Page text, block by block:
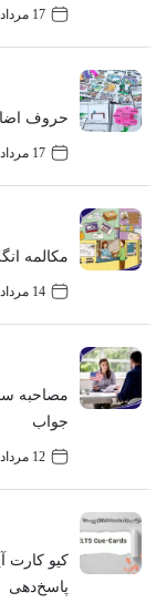
17 مرداد 1405
حروف
17 مرداد 1405
مکالمه
14 مرداد 1405
مصاحبه
جواب
12 مرداد 1405
کیو کارت
پاسخ‌دهی